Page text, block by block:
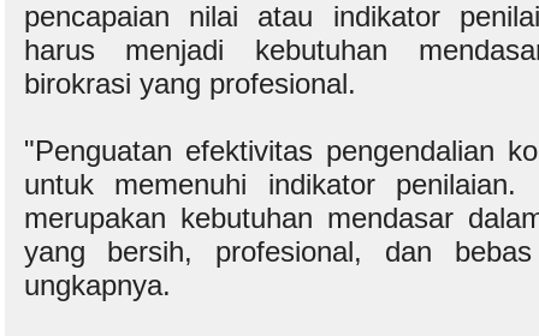
pencapaian nilai atau indikator
harus menjadi kebutuhan
birokrasi yang profesional.
"Penguatan efektivitas pengendalian
untuk memenuhi indikator
merupakan kebutuhan mendasar
yang bersih, profesional, dan
ungkapnya.